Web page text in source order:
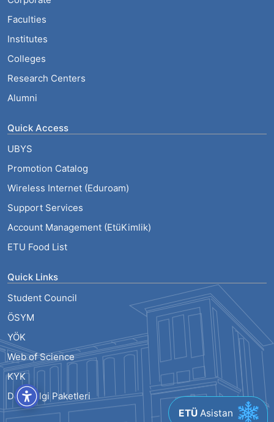
ETÜ Asistan
Faculties
Institutes
Colleges
Research Centers
Alumni
Quick Access
UBYS
Promotion Catalog
Wireless Internet (Eduroam)
Support Services
Account Management (EtüKimlik)
ETU Food List
Quick Links
Student Council
ÖSYM
YÖK
Web of Science
KYK
Ders Bilgi Paketleri